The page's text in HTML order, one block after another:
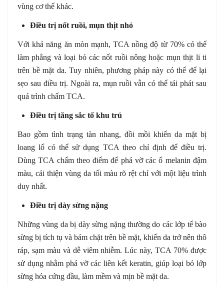
vùng cơ thể khác.
Điều trị nốt ruồi, mụn thịt nhỏ
Với khả năng ăn mòn mạnh, TCA nồng độ từ 70% có thể
làm phẳng và loại bỏ các nốt ruồi nông hoặc mụn thịt li ti
trên bề mặt da. Tuy nhiên, phương pháp này có thể để lại
sẹo sau điều trị. Ngoài ra, mụn ruồi vẫn có thể tái phát sau
quá trình chấm TCA.
Điều trị tăng sắc tố khu trú
Bao gồm tình trạng tàn nhang, đồi mồi khiến da mặt bị
loang lổ có thể sử dụng TCA theo chỉ định để điều trị.
Dùng TCA chấm theo điểm để phá vỡ các ổ melanin đậm
màu, cải thiện vùng da tối màu rõ rệt chỉ với một liệu trình
duy nhất.
Điều trị dày sừng nặng
Những vùng da bị dày sừng nặng thường do các lớp tế bào
sừng bị tích tụ và bám chặt trên bề mặt, khiến da trở nên thô
ráp, sạm màu và dễ viêm nhiễm. Lúc này, TCA 70% được
sử dụng nhằm phá vỡ các liên kết keratin, giúp loại bỏ lớp
sừng hóa cứng đầu, làm mềm và mịn bề mặt da.